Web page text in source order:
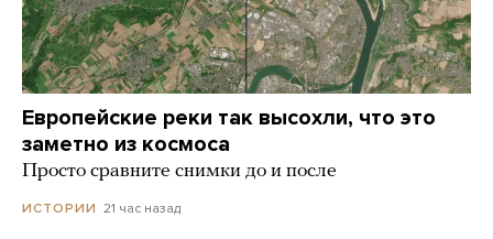
Европейские реки так высохли, что это
заметно из космоса
Просто сравните снимки до и после
ИСТОРИИ 21 час назад